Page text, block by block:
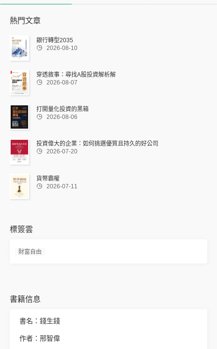
熱門文章
銀行轉型2035
 2026-08-10
穿透敘事：尋找A股投資解析解
 2026-08-07
打開量化投資的黑箱
 2026-08-06
投資偉大的企業：如何挑選優質且持久的好公司
 2026-07-20
貨幣霸權
 2026-07-11
標簽雲
財富自由
書籍信息
書名：錢生錢
作者：邢智偉